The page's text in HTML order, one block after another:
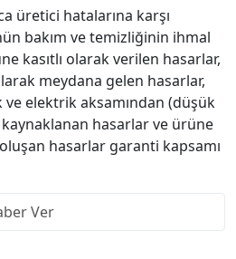
üretici hatalarına karşı
bakım ve temizliğinin ihmal
kasıtlı olarak verilen hasarlar,
meydana gelen hasarlar,
elektrik aksamından (düşük
hasarlar ve ürüne
hasarlar garanti kapsamı
Ver